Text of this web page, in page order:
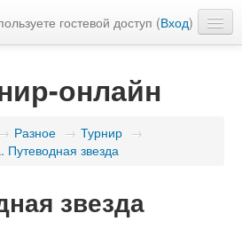
гостевой доступ (Вход)
онлайн
→ Разное → Турнир →
Путеводная звезда
звезда